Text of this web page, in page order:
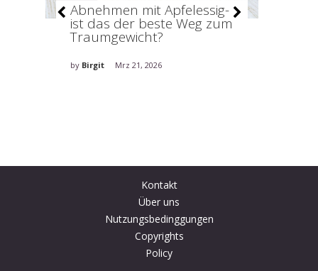
Abnehmen mit Apfelessig-
ist das der beste Weg zum
Traumgewicht?
by Birgit Mrz 21, 2026
Kontakt
Über uns
Nutzungsbedinggungen
Copyrights
Policy